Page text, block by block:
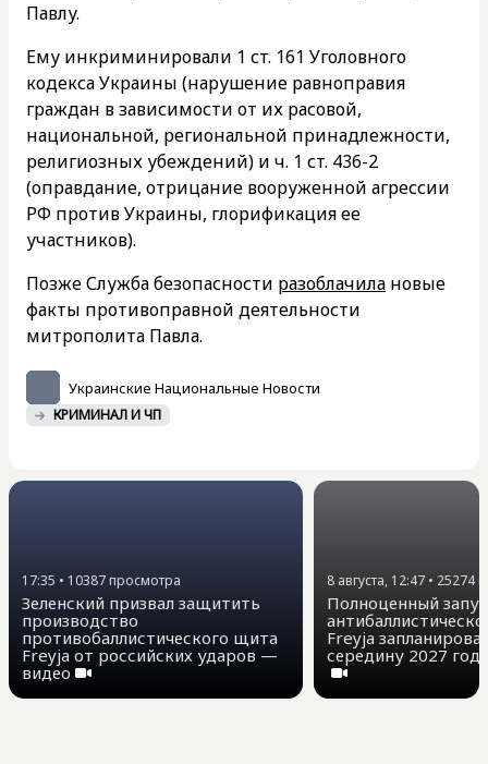
Павлу.
Ему инкриминировали 1 ст. 161 Уголовного
кодекса Украины (нарушение равноправия
граждан в зависимости от их расовой,
национальной, региональной принадлежности,
религиозных убеждений) и ч. 1 ст. 436-2
(оправдание, отрицание вооруженной агрессии
РФ против Украины, глорификация ее
участников).
Позже Служба безопасности разоблачила новые
факты противоправной деятельности
митрополита Павла.
Украинские Национальные Новости
КРИМИНАЛ И ЧП
17:35 • 10387просмотра
Зеленский призвал защитить
производство
противобаллистического щита
Freyja от российских ударов —
видео
8 августа, 12:47 • 25274
Полноценный
Freyja
середину 2027